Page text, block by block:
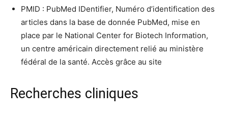
PMID : PubMed IDentifier, Numéro d’identification des
articles dans la base de donnée PubMed, mise en
place par le National Center for Biotech Information,
un centre américain directement relié au ministère
fédéral de la santé. Accès grâce au site
Recherches cliniques